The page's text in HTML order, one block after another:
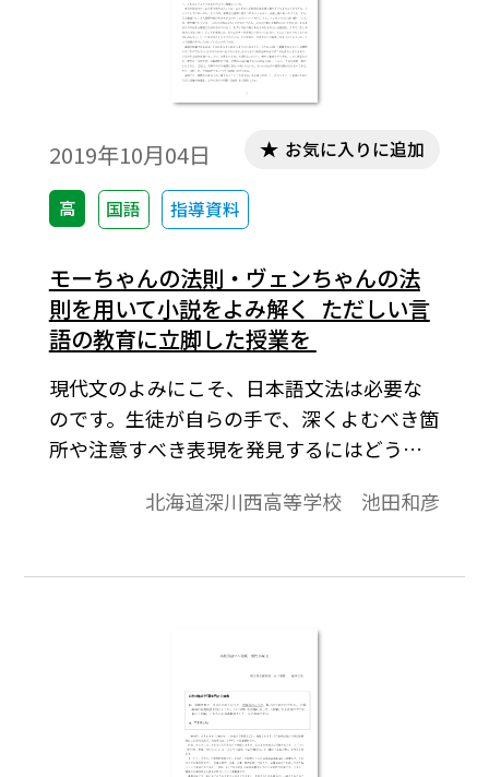
2019年10月04日
高 国語 指導資料
お気に入りに追加
モーちゃんの法則・ヴェンちゃんの法
則を用いて小説をよみ解く ―― ただしい言
語の教育に立脚した授業を ――
現代文のよみにこそ、日本語文法は必要な
のです。生徒が自らの手で、深くよむべき箇
所や注意すべき表現を発見するにはどうす
うによみ解けばいいのか。そのための指針
ことで生まれます。本稿では、とりわけ文学
北海道深川西高等学校 池田和彦